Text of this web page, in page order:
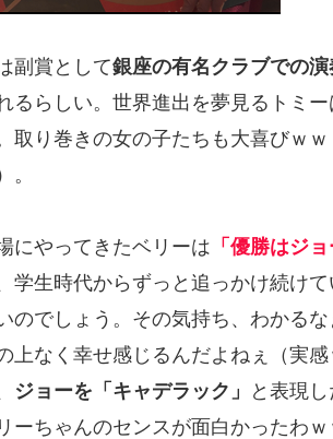
副賞として銀座の有名クラブでの
るらしい。世界進出を夢見るトミー
取り巻きの女の子たちも大喜びｗ
。
にやってきたベリーは 「優勝はジ
学生時代からずっと追っかけ続け
のでしょう。その気持ち、わかるな
上なく幸せ感じるんだよねぇ（実感
ジョーを「キャデラック」 と表現
ーちゃんのセンスが面白かったわ